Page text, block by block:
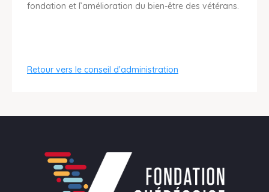
fondation et l’amélioration du bien-être des vétérans.
Retour vers le conseil d'administration